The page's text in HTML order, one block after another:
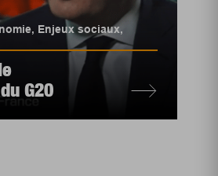
, Enjeux sociaux,
G20